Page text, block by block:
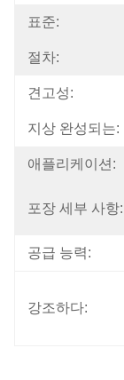
표준:
절차:
견고성:
지상 완성되는:
애플리케이션:
포장 세부 사항:
공급 능력:
강조하다: